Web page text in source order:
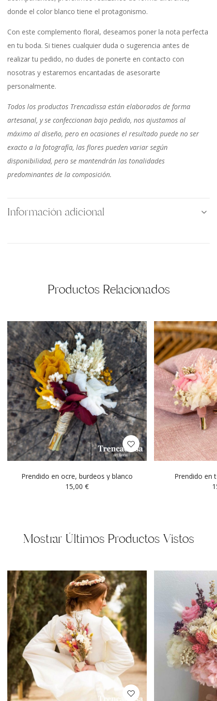
donde el color blanco tiene el protagonismo.
Con este complemento floral, deseamos poner la nota perfecta
en tu boda. Si tienes cualquier duda o sugerencia antes de
realizar tu pedido, no dudes de ponerte en contacto con
nosotras y estaremos encantadas de asesorarte
personalmente.
Todos los productos Trencadissa están elaborados de forma
artesanal, y se confeccionan bajo pedido, nos ajustamos al
máximo al diseño, pero en ocasiones el resultado puede no ser
exacto a la fotografía, las flores pueden variar según
disponibilidad, pero se mantendrán las tonalidades
predominantes de la composición.
Información adicional
Productos Relacionados
Prendido en ocre, burdeos y blanco
15,00 €
Prendido en
Mostrar Últimos Productos Vistos